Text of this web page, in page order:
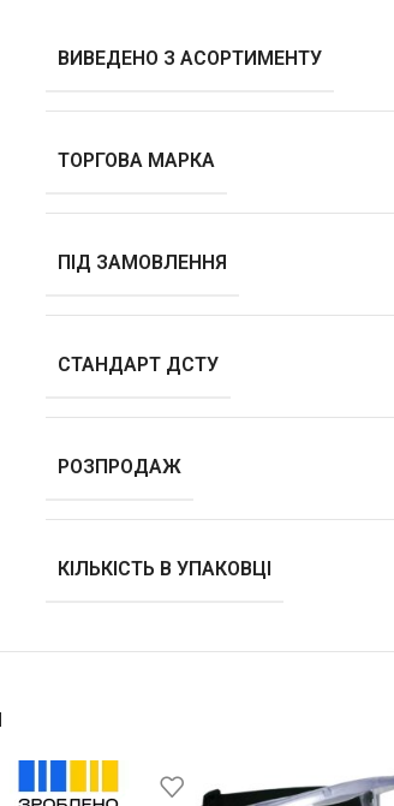
ВИВЕДЕНО З АСОРТИМЕНТУ
ТОРГОВА МАРКА
ПІД ЗАМОВЛЕННЯ
СТАНДАРТ ДСТУ
РОЗПРОДАЖ
КІЛЬКІСТЬ В УПАКОВЦІ